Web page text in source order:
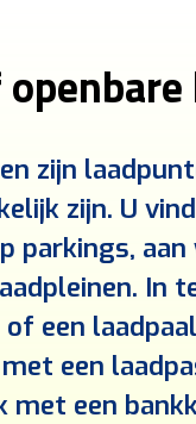
zijn
zijn. U
parkings,
In
een
een
met een